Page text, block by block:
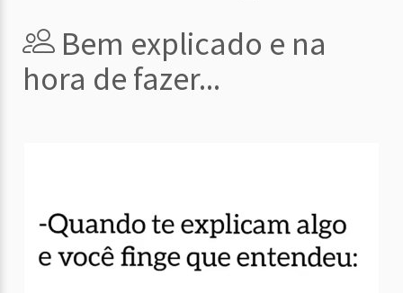
Bem explicado e na
hora de fazer...